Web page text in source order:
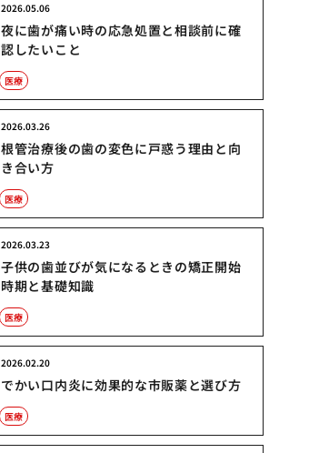
夜に歯が痛い時の応急処置と相談前に確
認したいこと
2026.05.06
医療
根管治療後の歯の変色に戸惑う理由と向
き合い方
2026.03.26
医療
子供の歯並びが気になるときの矯正開始
時期と基礎知識
2026.03.23
医療
でかい口内炎に効果的な市販薬と選び方
2026.02.20
医療